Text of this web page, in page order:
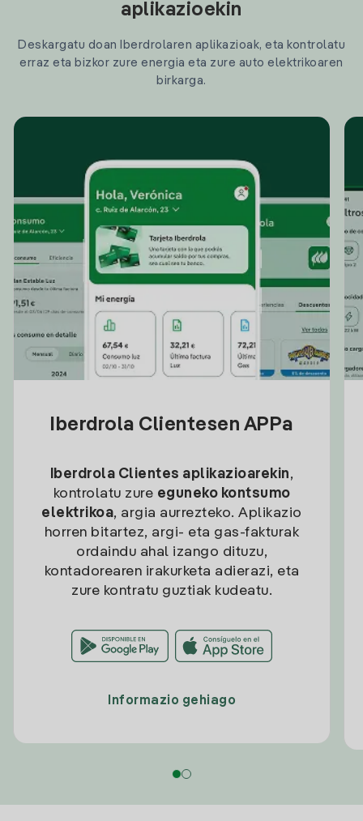
aplikazioekin
Deskargatu doan Iberdrolaren aplikazioak, eta kontrolatu
erraz eta bizkor zure energia eta zure auto elektrikoaren
birkarga.
Iberdrola Clientesen APPa
Iberdrola Clientes aplikazioarekin,
kontrolatu zure eguneko kontsumo
elektrikoa, argia aurrezteko. Aplikazio
horren bitartez, argi- eta gas-fakturak
ordaindu ahal izango dituzu,
kontadorearen irakurketa adierazi, eta
zure kontratu guztiak kudeatu.
Informazio gehiago